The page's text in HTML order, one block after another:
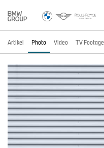
Artikel Photo Video TV Footage